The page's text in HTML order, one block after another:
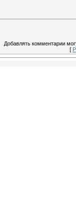
Добавлять комментарии
[